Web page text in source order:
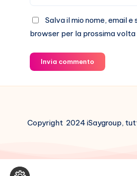
Salva il mio nome, email
browser per la prossima
Invia commento
Copyright 2024 iSaygroup,